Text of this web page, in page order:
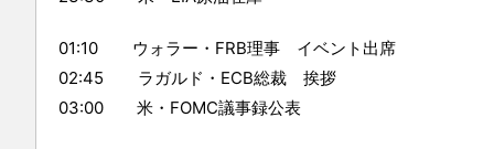
01:10 ウォラー・FRB理事 イベント出席
02:45 ラガルド・ECB総裁 挨拶
03:00 米・FOMC議事録公表